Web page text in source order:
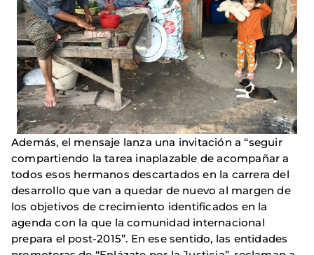
Además, el mensaje lanza una invitación a “seguir
compartiendo la tarea inaplazable de acompañar a
todos esos hermanos descartados en la carrera del
desarrollo que van a quedar de nuevo al margen de
los objetivos de crecimiento identificados en la
agenda con la que la comunidad internacional
prepara el post-2015”. En ese sentido, las entidades